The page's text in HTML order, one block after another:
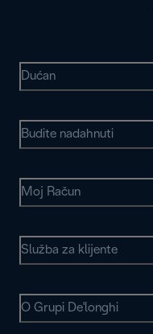
Dućan
Budite nadahnuti
Moj Račun
Služba za klijente
O Grupi De'longhi